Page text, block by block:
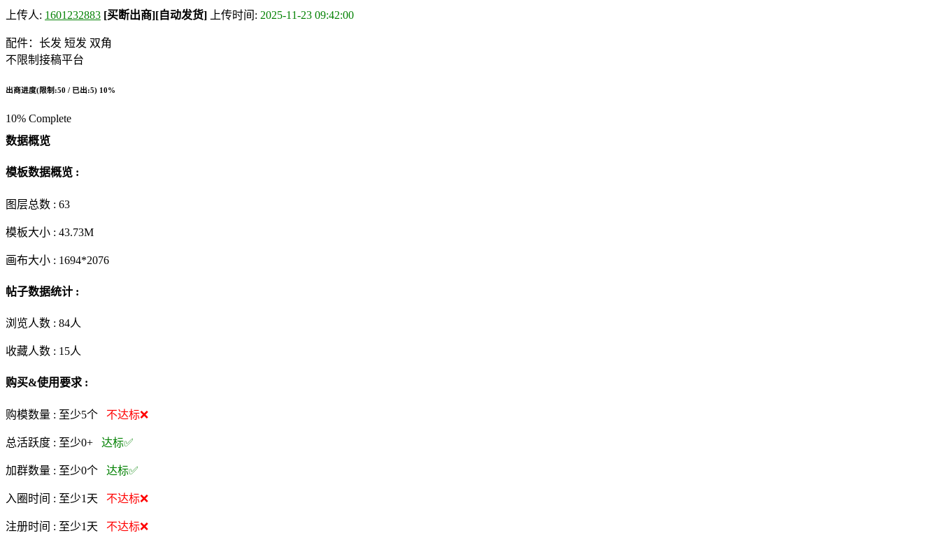
上传人: 1601232883 [买断出商][自动发货] 上传时间: 2025-11-23 09:42:00
配件：长发 短发 双角
不限制接稿平台
出商进度(限制:50 / 已出:5) 10%
10% Complete
数据概览
模板数据概览 :
图层总数 : 63
模板大小 : 43.73M
画布大小 : 1694*2076
帖子数据统计 :
浏览人数 : 84人
收藏人数 : 15人
购买&使用要求 :
购模数量 : 至少5个 不达标❌
总活跃度 : 至少0+ 达标✅
加群数量 : 至少0个 达标✅
入圈时间 : 至少1天 不达标❌
注册时间 : 至少1天 不达标❌